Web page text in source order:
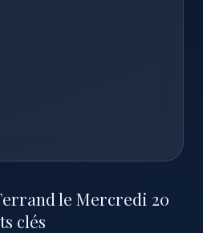
le Mercredi 20
clés